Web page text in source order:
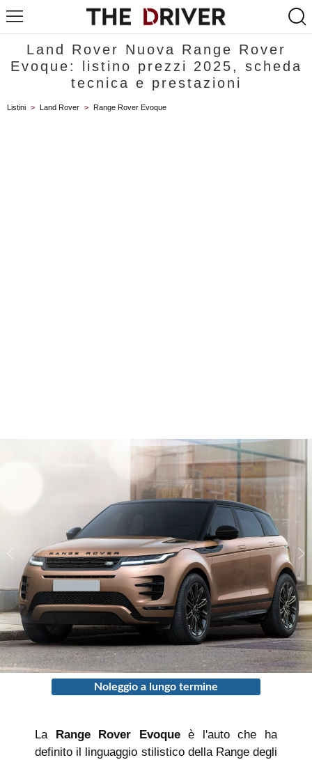
Land Rover Nuova Range Rover
Evoque: listino prezzi 2025, scheda
tecnica e prestazioni
Listini > Land Rover > Range Rover Evoque
Noleggio a lungo termine
La Range Rover Evoqueè l'auto che ha
definito il linguaggio stilistico della Range degli